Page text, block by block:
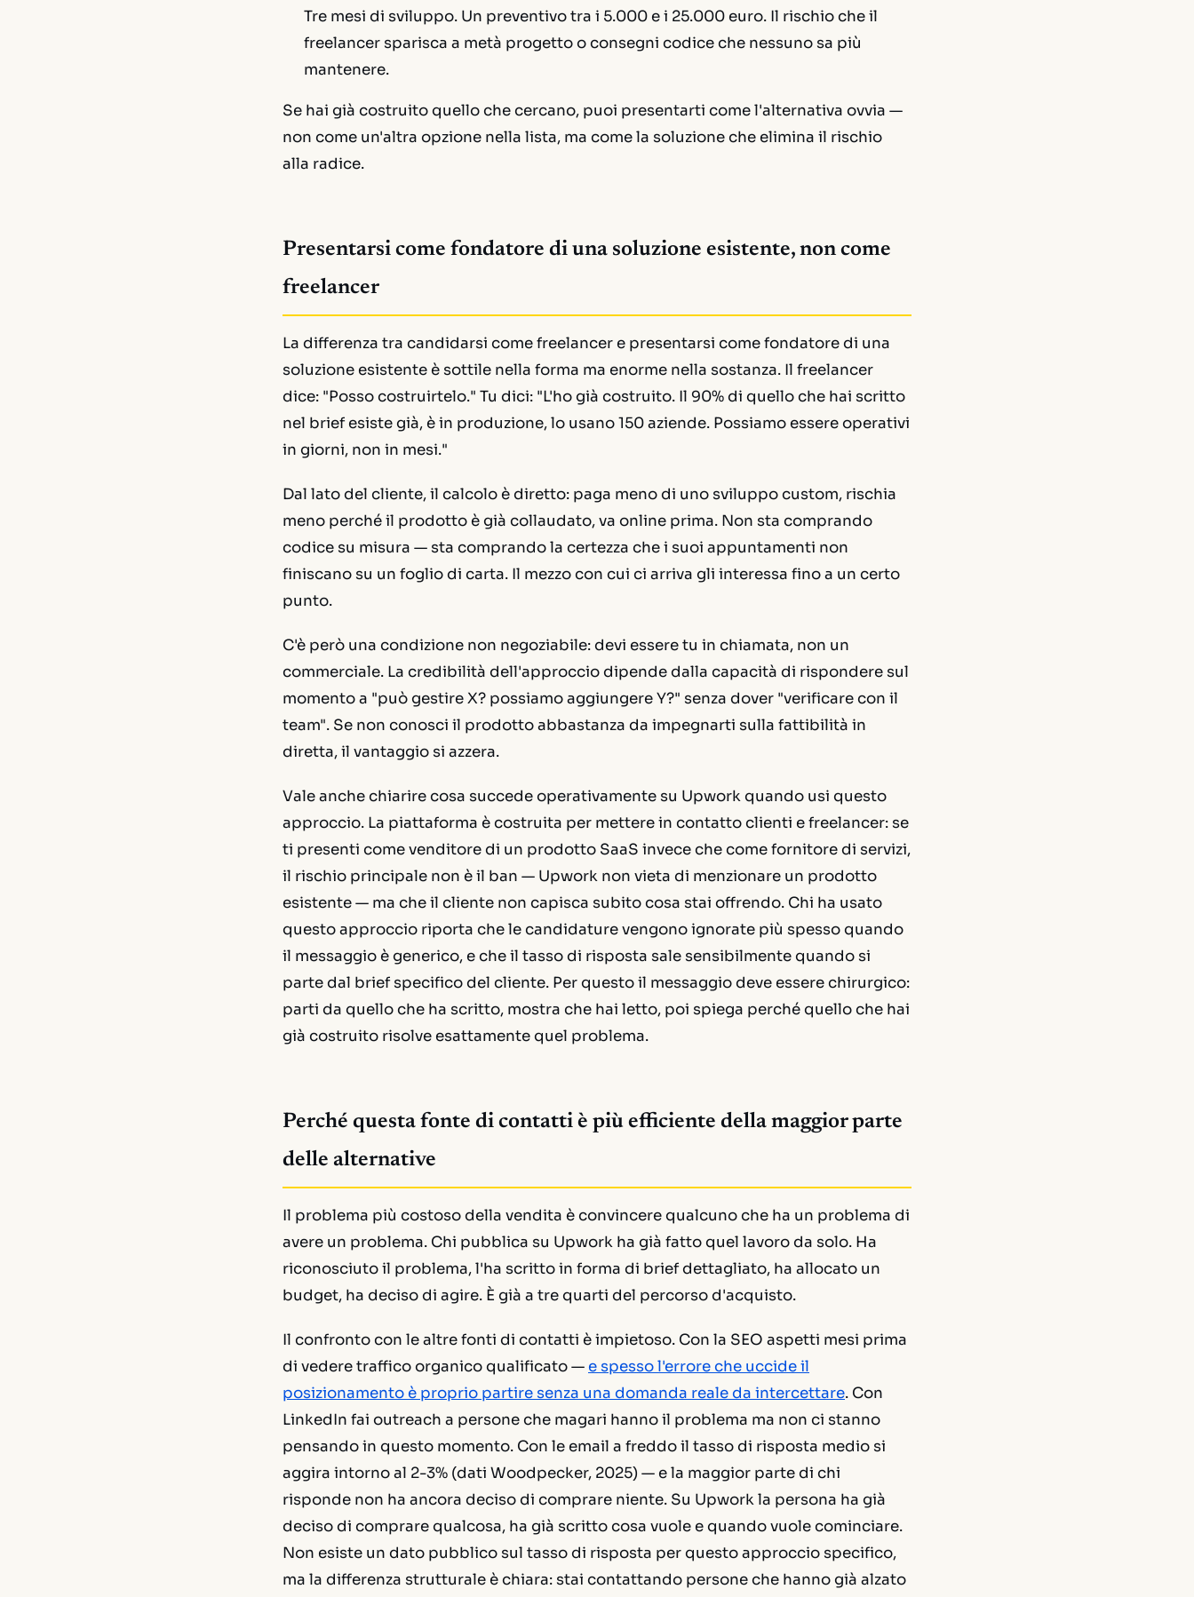
Tre mesi di sviluppo. Un preventivo tra i 5.000 e i 25.000 euro. Il rischio che il
freelancer sparisca a metà progetto o consegni codice che nessuno sa più
mantenere.
Se hai già costruito quello che cercano, puoi presentarti come l'alternativa ovvia —
non come un'altra opzione nella lista, ma come la soluzione che elimina il rischio
alla radice.
Presentarsi come fondatore di una soluzione esistente, non come
freelancer
La differenza tra candidarsi come freelancer e presentarsi come fondatore di una
soluzione esistente è sottile nella forma ma enorme nella sostanza. Il freelancer
dice: "Posso costruirtelo." Tu dici: "L'ho già costruito. Il 90% di quello che hai scritto
nel brief esiste già, è in produzione, lo usano 150 aziende. Possiamo essere operativi
in giorni, non in mesi."
Dal lato del cliente, il calcolo è diretto: paga meno di uno sviluppo custom, rischia
meno perché il prodotto è già collaudato, va online prima. Non sta comprando
codice su misura — sta comprando la certezza che i suoi appuntamenti non
finiscano su un foglio di carta. Il mezzo con cui ci arriva gli interessa fino a un certo
punto.
C'è però una condizione non negoziabile: devi essere tu in chiamata, non un
commerciale. La credibilità dell'approccio dipende dalla capacità di rispondere sul
momento a "può gestire X? possiamo aggiungere Y?" senza dover "verificare con il
team". Se non conosci il prodotto abbastanza da impegnarti sulla fattibilità in
diretta, il vantaggio si azzera.
Vale anche chiarire cosa succede operativamente su Upwork quando usi questo
approccio. La piattaforma è costruita per mettere in contatto clienti e freelancer: se
ti presenti come venditore di un prodotto SaaS invece che come fornitore di servizi,
il rischio principale non è il ban — Upwork non vieta di menzionare un prodotto
esistente — ma che il cliente non capisca subito cosa stai offrendo. Chi ha usato
questo approccio riporta che le candidature vengono ignorate più spesso quando
il messaggio è generico, e che il tasso di risposta sale sensibilmente quando si
parte dal brief specifico del cliente. Per questo il messaggio deve essere chirurgico:
parti da quello che ha scritto, mostra che hai letto, poi spiega perché quello che hai
già costruito risolve esattamente quel problema.
Perché questa fonte di contatti è più efficiente della maggior parte
delle alternative
Il problema più costoso della vendita è convincere qualcuno che ha un problema di
avere un problema. Chi pubblica su Upwork ha già fatto quel lavoro da solo. Ha
riconosciuto il problema, l'ha scritto in forma di brief dettagliato, ha allocato un
budget, ha deciso di agire. È già a tre quarti del percorso d'acquisto.
Il confronto con le altre fonti di contatti è impietoso. Con la SEO aspetti mesi prima
di vedere traffico organico qualificato —e spesso l'errore che uccide il
posizionamento è proprio partire senza una domanda reale da intercettare. Con
LinkedIn fai outreach a persone che magari hanno il problema ma non ci stanno
pensando in questo momento. Con le email a freddo il tasso di risposta medio si
aggira intorno al 2-3% (dati Woodpecker, 2025) — e la maggior parte di chi
risponde non ha ancora deciso di comprare niente. Su Upwork la persona ha già
deciso di comprare qualcosa, ha già scritto cosa vuole e quando vuole cominciare.
Non esiste un dato pubblico sul tasso di risposta per questo approccio specifico,
ma la differenza strutturale è chiara: stai contattando persone che hanno già alzato